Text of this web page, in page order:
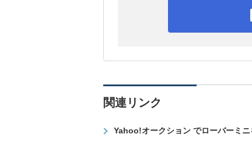
関連リンク
Yahoo!オークション でローバーミニ